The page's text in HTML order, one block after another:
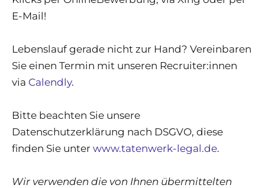
E-Mail!
Lebenslauf gerade nicht zur Hand? Vereinbaren
Sie einen Termin mit unseren Recruiter:innen
via Calendly.
Bitte beachten Sie unsere
Datenschutzerklärung nach DSGVO, diese
finden Sie unter www.tatenwerk-legal.de.
Wir verwenden die von Ihnen übermittelten